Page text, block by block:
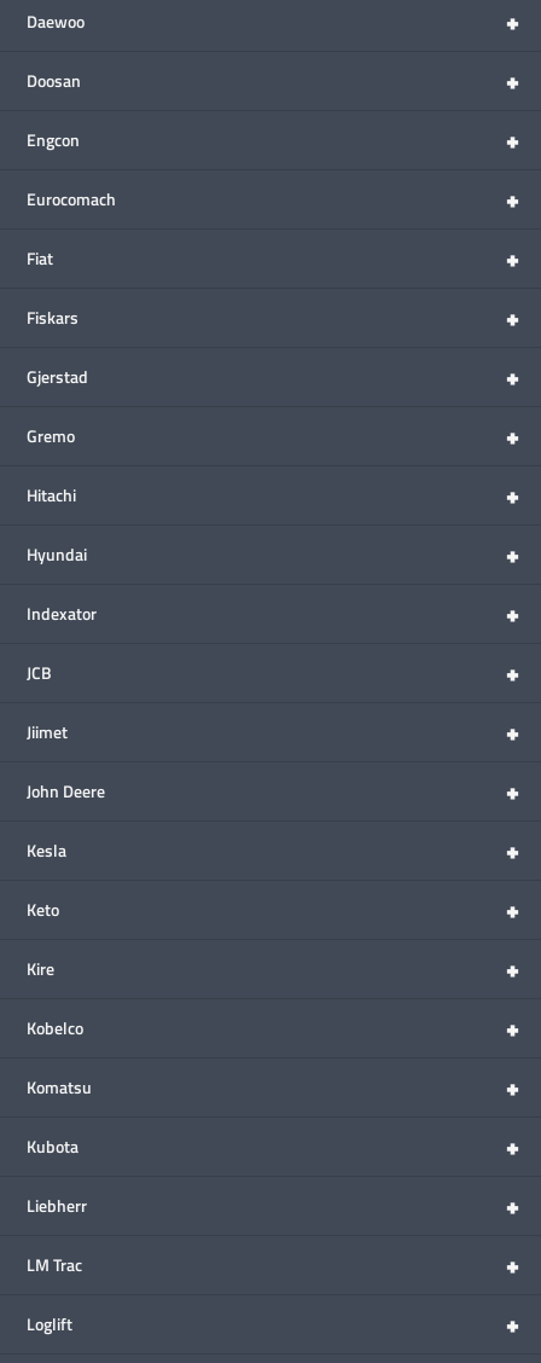
+
Daewoo
+
Doosan
+
Engcon
+
Eurocomach
+
Fiat
+
Fiskars
+
Gjerstad
+
Gremo
+
Hitachi
+
Hyundai
+
Indexator
+
JCB
+
Jiimet
+
John Deere
+
Kesla
+
Keto
+
Kire
+
Kobelco
+
Komatsu
+
Kubota
+
Liebherr
+
LM Trac
+
Loglift